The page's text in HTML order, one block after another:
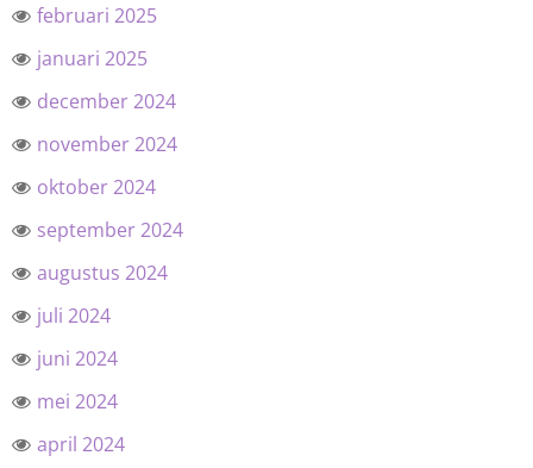
februari 2025
januari 2025
december 2024
november 2024
oktober 2024
september 2024
augustus 2024
juli 2024
juni 2024
mei 2024
april 2024